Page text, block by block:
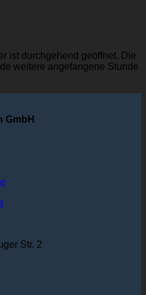
ist durchgehend geöffnet. Die
weitere angefangene Stunde
GmbH
Str. 2